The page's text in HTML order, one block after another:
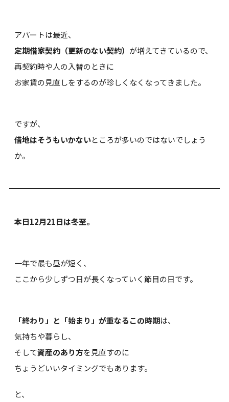
アパートは最近、
定期借家契約（更新のない契約） が増えてきているので、
再契約時や人の入替のときに
お家賃の見直しをするのが珍しくなくなってきました。
ですが、
借地はそうもいかないところが多いのではないでしょう
か。
本日12月21日は冬至。
一年で最も昼が短く、
ここから少しずつ日が長くなっていく節目の日です。
「終わり」と「始まり」が重なるこの時期は、
気持ちや暮らし、
そして資産のあり方を見直すのに
ちょうどいいタイミングでもあります。
と、